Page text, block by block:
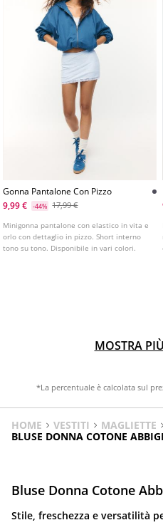
Gonna Pantalone Con Pizzo
9,99 €
-44% 17,99 €
Minigonna pantalone con elastico in vita e
orlo con dettaglio in pizzo. Short interno
tono su tono. Disponibile in vari colori.
MOSTRA
*La percentuale è calcolata sul
HOME VESTITI
MAGLIETTE
BLUSE DONNA COTONE
Bluse Donna Cotone
Stile, freschezza e versatilità